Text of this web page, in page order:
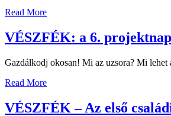
Read More
VÉSZFÉK: a 6. projektnap
Gazdálkodj okosan! Mi az uzsora? Mi
Read More
VÉSZFÉK – Az első